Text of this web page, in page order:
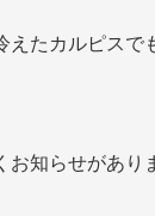
えたカルピスで
お知らせがあり